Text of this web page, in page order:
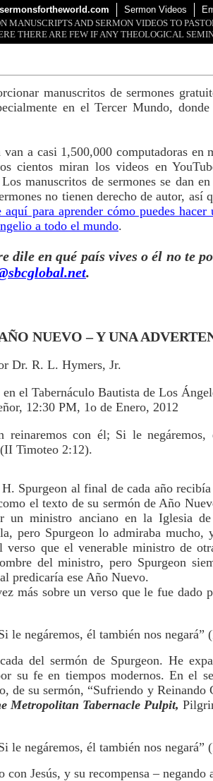
sermonsfortheworld.com Sermon Videos
MANUSCRIPTS AND SERMON VIDEOS TO
THERE ARE FEW IF ANY THEOLOGICAL
manuscritos de sermones
en el Tercer Mundo,
a casi 1,500,000 computadoras en
cientos miran los videos en
manuscritos de sermones se dan
no tienen derecho de autor, así
para aprender cómo puedes hacer
a todo el mundo.
dile en qué país vives o él no te
.
NUEVO – Y UNA
Dr. R. L. Hymers, Jr.
el Tabernáculo Bautista de Los
12:30 PM, 1o de Enero, 2012
reinaremos con él; Si le negáremos,
Timoteo 2:12).
Spurgeon al final de cada año
el texto de su sermón de Año
un ministro anciano en la Iglesia
pero Spurgeon lo admiraba
que el venerable ministro de
del ministro, pero Spurgeon
predicaría ese Año Nuevo.
más sobre un verso que le fue dado
le negáremos, él también nos negará”
del sermón de Spurgeon. He
su fe en tiempos modernos. En el
de su sermón, “Sufriendo y Reinando
Metropolitan Tabernacle Pulpit,
le negáremos, él también nos negará”
Jesús, y su recompensa – negando